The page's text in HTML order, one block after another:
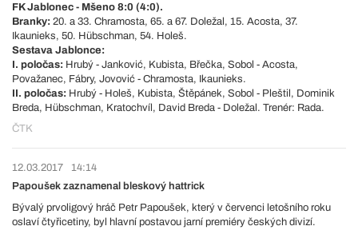
FK Jablonec - Mšeno 8:0 (4:0).
Branky: 20. a 33. Chramosta, 65. a 67. Doležal, 15. Acosta, 37.
Ikaunieks, 50. Hübschman, 54. Holeš.
Sestava Jablonce:
I. poločas: Hrubý - Janković, Kubista, Břečka, Sobol - Acosta,
Považanec, Fábry, Jovović - Chramosta, Ikaunieks.
II. poločas: Hrubý - Holeš, Kubista, Štěpánek, Sobol - Pleštil, Dominik
Breda, Hübschman, Kratochvíl, David Breda - Doležal. Trenér: Rada.
ČTK
12.03.2017
14:14
Papoušek zaznamenal bleskový hattrick
Bývalý prvoligový hráč Petr Papoušek, který v červenci letošního roku
oslaví čtyřicetiny, byl hlavní postavou jarní premiéry českých divizí.